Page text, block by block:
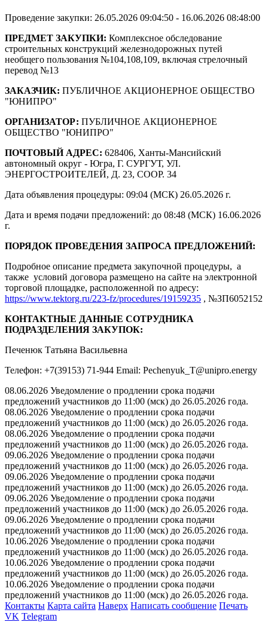
Проведение закупки: 26.05.2026 09:04:50 - 16.06.2026 08:48:00
ПРЕДМЕТ ЗАКУПКИ: Комплексное обследование
строительных конструкций железнодорожных путей
необщего пользования №104,108,109, включая стрелочный
перевод №13
ЗАКАЗЧИК: ПУБЛИЧНОЕ АКЦИОНЕРНОЕ ОБЩЕСТВО
"ЮНИПРО"
ОРГАНИЗАТОР: ПУБЛИЧНОЕ АКЦИОНЕРНОЕ
ОБЩЕСТВО "ЮНИПРО"
ПОЧТОВЫЙ АДРЕС: 628406, Ханты-Мансийский
автономный округ - Югра, Г. СУРГУТ, УЛ.
ЭНЕРГОСТРОИТЕЛЕЙ, Д. 23, СООР. 34
Дата объявления процедуры: 09:04 (МСК) 26.05.2026 г.
Дата и время подачи предложений: до 08:48 (МСК) 16.06.2026
г.
ПОРЯДОК ПРОВЕДЕНИЯ ЗАПРОСА ПРЕДЛОЖЕНИЙ:
Подробное описание предмета закупочной процедуры, а
также условий договора размещено на сайте на электронной
торговой площадке, расположенной по адресу:
https://www.tektorg.ru/223-fz/procedures/19159235 , №ЗП6052152
КОНТАКТНЫЕ ДАННЫЕ СОТРУДНИКА
ПОДРАЗДЕЛЕНИЯ ЗАКУПОК:
Печенюк Татьяна Васильевна
Телефон: +7(39153) 71-944 Email: Pechenyuk_T@unipro.energy
08.06.2026 Уведомление о продлении срока подачи
предложений участников до 11:00 (мск) до 26.05.2026 года.
08.06.2026 Уведомление о продлении срока подачи
предложений участников до 11:00 (мск) до 26.05.2026 года.
08.06.2026 Уведомление о продлении срока подачи
предложений участников до 11:00 (мск) до 26.05.2026 года.
09.06.2026 Уведомление о продлении срока подачи
предложений участников до 11:00 (мск) до 26.05.2026 года.
09.06.2026 Уведомление о продлении срока подачи
предложений участников до 11:00 (мск) до 26.05.2026 года.
09.06.2026 Уведомление о продлении срока подачи
предложений участников до 11:00 (мск) до 26.05.2026 года.
09.06.2026 Уведомление о продлении срока подачи
предложений участников до 11:00 (мск) до 26.05.2026 года.
10.06.2026 Уведомление о продлении срока подачи
предложений участников до 11:00 (мск) до 26.05.2026 года.
10.06.2026 Уведомление о продлении срока подачи
предложений участников до 11:00 (мск) до 26.05.2026 года.
10.06.2026 Уведомление о продлении срока подачи
предложений участников до 11:00 (мск) до 26.05.2026 года.
Контакты Карта сайта Наверх Написать сообщение Печать
VK Telegram